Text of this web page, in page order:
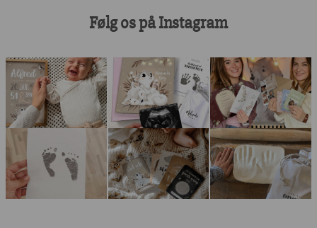
Følg os på Instagram